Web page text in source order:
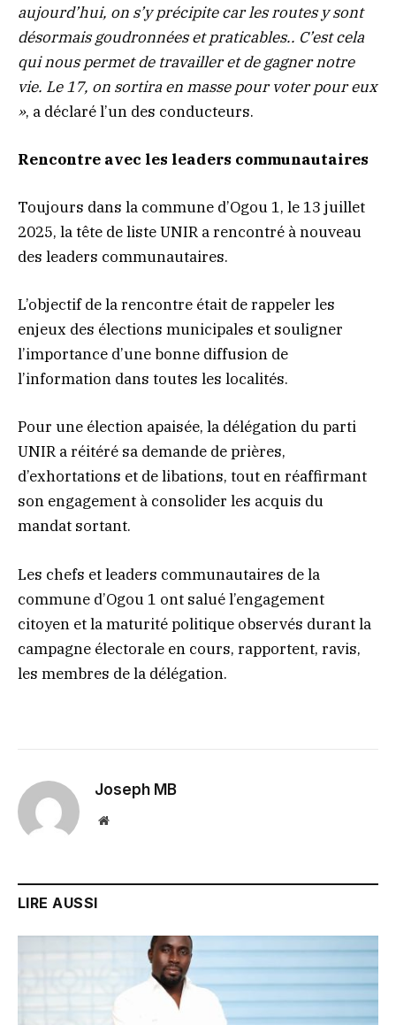
aujourd’hui, on s’y précipite car les routes y sont
désormais goudronnées et praticables.. C’est cela
qui nous permet de travailler et de gagner notre
vie. Le 17, on sortira en masse pour voter pour eux
», a déclaré l’un des conducteurs.
Rencontre avec les leaders communautaires
Toujours dans la commune d’Ogou 1, le 13 juillet
2025, la tête de liste UNIR a rencontré à nouveau
des leaders communautaires.
L’objectif de la rencontre était de rappeler les
enjeux des élections municipales et souligner
l’importance d’une bonne diffusion de
l’information dans toutes les localités.
Pour une élection apaisée, la délégation du parti
UNIR a réitéré sa demande de prières,
d’exhortations et de libations, tout en réaffirmant
son engagement à consolider les acquis du
mandat sortant.
Les chefs et leaders communautaires de la
commune d’Ogou 1 ont salué l’engagement
citoyen et la maturité politique observés durant la
campagne électorale en cours, rapportent, ravis,
les membres de la délégation.
Joseph MB
Website
LIRE AUSSI